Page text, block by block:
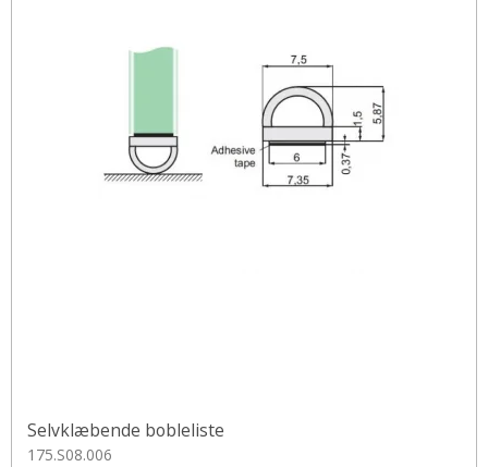
Selvklæbende bobleliste
175.S08.006